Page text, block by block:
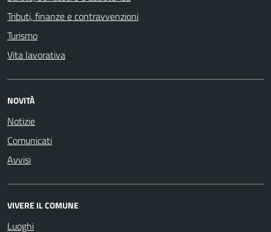
Tributi, finanze e contravvenzioni
Turismo
Vita lavorativa
NOVITÀ
Notizie
Comunicati
Avvisi
VIVERE IL COMUNE
Luoghi